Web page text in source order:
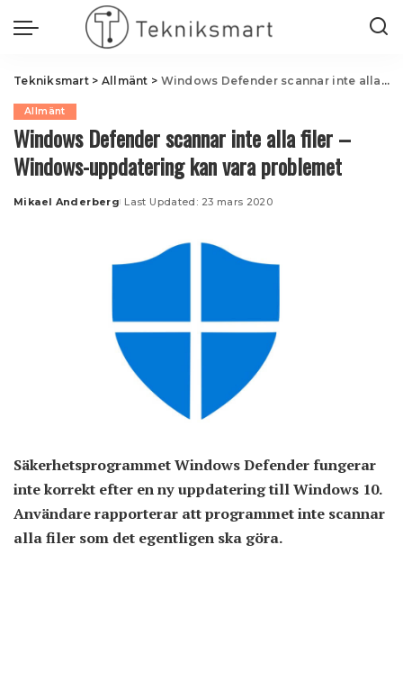
Tekniksmart> Allmänt > Windows Defender scannar inte alla filer – Windows-uppdatering kan vara problemet
Allmänt
Windows Defender scannar inte alla filer –
Windows-uppdatering kan vara problemet
Posted
Mikael Anderberg Last Updated: 23 mars 2020
Säkerhetsprogrammet Windows Defender fungerar
inte korrekt efter en ny uppdatering till Windows 10.
Användare rapporterar att programmet inte scannar
alla filer som det egentligen ska göra.